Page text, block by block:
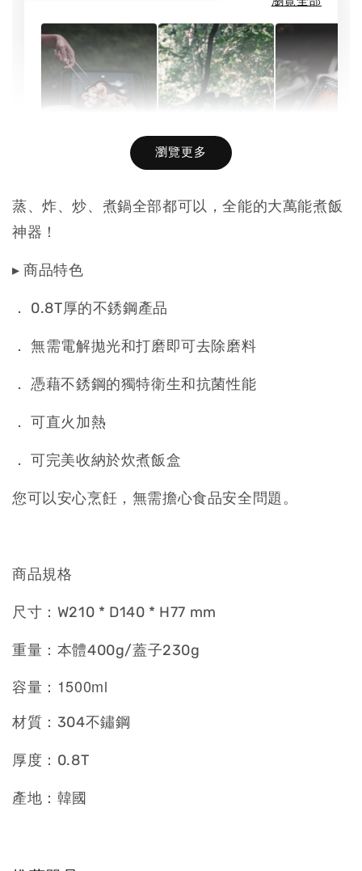
烤盤｜KINOX 不
Stainless Steel
NT$ 1,050 - +NT$ 1,280 -
炸網｜
瀏覽更多
蒸、炸、炒、煮鍋全部都可以，全能的大萬能煮飯
神器！
▸ 商品特色
． 0.8T厚的不銹鋼產品
． 無需電解拋光和打磨即可去除磨料
． 憑藉不銹鋼的獨特衛生和抗菌性能
． 可直火加熱
． 可完美收納於炊煮飯盒
您可以安心烹飪，無需擔心食品安全問題。
商品規格
尺寸：W210 * D140 * H77 mm
重量：本體400g/蓋子230g
容量： 1500ml
材質：304不鏽鋼
厚度：0.8T
產地：韓國